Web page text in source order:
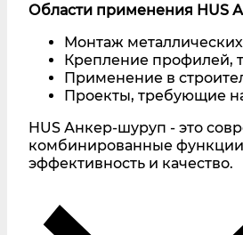
Области применения HUS
Монтаж
Крепление профилей,
Применение в
Проекты, требующие
HUS Анкер-шуруп - это
комбинированные
эффективность и качество.